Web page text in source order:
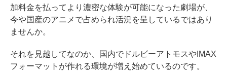
加料金を払ってより濃密な体験が可能になった劇場が、
今や国産のアニメで占められ活況を呈しているではあり
ませんか。
それを見越してなのか、国内でドルビーアトモスやIMAX
フォーマットが作れる環境が増え始めているのです。